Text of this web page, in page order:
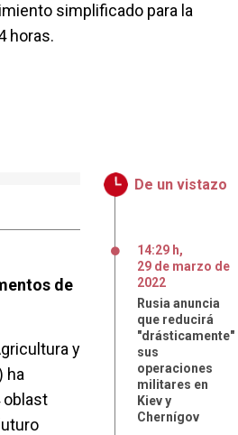
simplificado para la
horas.
de
y
ha
oblast
De un vistazo
14:29 h,
29 de marzo de
2022
Rusia anuncia
que reducirá
"drásticamente"
sus
operaciones
militares en
Kiev y
Chernígov